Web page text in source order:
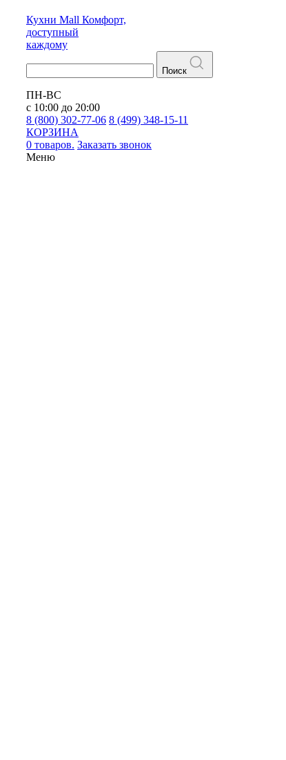
Кухни Mall Комфорт,
доступный
каждому
Поиск
ПН-ВС
с 10:00 до 20:00
8 (800) 302-77-06 8 (499) 348-15-11
КОРЗИНА
0 товаров. Заказать звонок
Меню